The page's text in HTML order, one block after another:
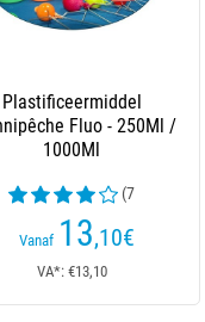
Plastificeermiddel
Fluo - 250Ml /
1000Ml
(7
beoordelingen)
Vanaf 13,10€
VA*: €13,10